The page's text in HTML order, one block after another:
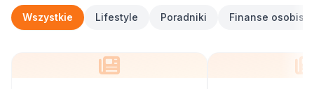
Wszystkie Lifestyle Poradniki Finanse osobiste